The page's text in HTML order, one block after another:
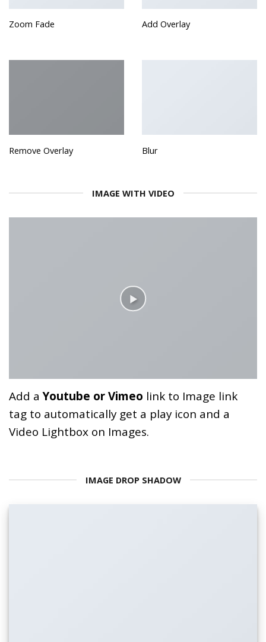
Zoom Fade Add Overlay
Remove Overlay Blur
IMAGE WITH VIDEO
Add aYoutube or Vimeo link to Image link
tag to automatically get a play icon and a
Video Lightbox on Images.
IMAGE DROP SHADOW